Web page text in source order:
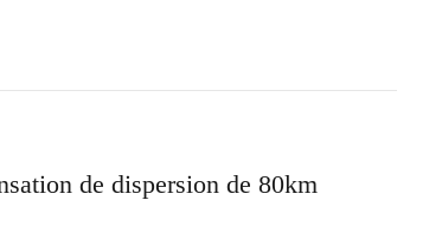
de dispersion de 80km